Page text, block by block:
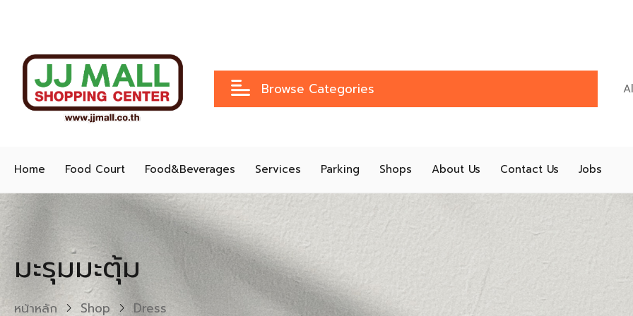
Browse Categories
Home Food Court Food&Beverages Services Parking Shops About Us Contact Us Jobs
มะรุมมะตุ้ม
หน้าหลัก Shop Dress